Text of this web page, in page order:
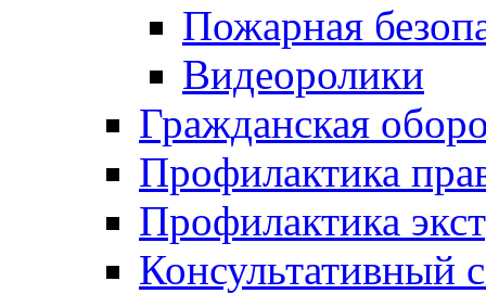
Пожарная
Видеоролики
Гражданская
Профилактика
Профилактика
Консультативный